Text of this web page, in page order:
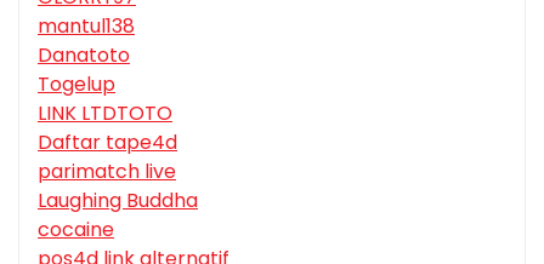
mantul138
Danatoto
Togelup
LINK LTDTOTO
Daftar tape4d
parimatch live
Laughing Buddha
cocaine